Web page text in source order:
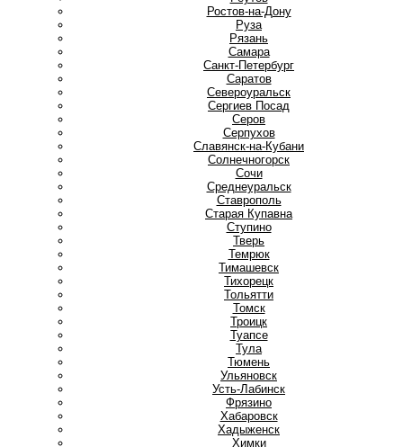
Ростов-на-Дону
Руза
Рязань
Самара
Санкт-Петербург
Саратов
Североуральск
Сергиев Посад
Серов
Серпухов
Славянск-на-Кубани
Солнечногорск
Сочи
Среднеуральск
Ставрополь
Старая Купавна
Ступино
Тверь
Темрюк
Тимашевск
Тихорецк
Тольятти
Томск
Троицк
Туапсе
Тула
Тюмень
Ульяновск
Усть-Лабинск
Фрязино
Хабаровск
Хадыженск
Химки